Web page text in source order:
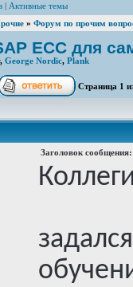
| Активные темы
» Форум по прочим
ECC для
, George Nordic, Plank
Страница 1
Заголовок сообщения: